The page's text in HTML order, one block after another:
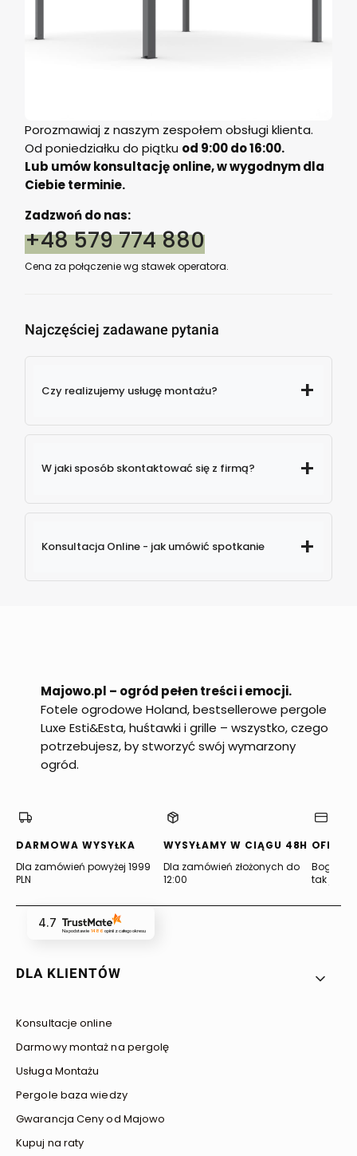
Porozmawiaj z naszym zespołem obsługi klienta.
Od poniedziałku do piątku od 9:00 do 16:00.
Lub umów konsultację online, w wygodnym dla
Ciebie terminie.
Zadzwoń do nas:
+48 579 774 880
Cena za połączenie wg stawek operatora.
Najczęściej zadawane pytania
Czy realizujemy usługę montażu?
W jaki sposób skontaktować się z firmą?
579
Konsultacja Online - jak umówić spotkanie
Majowo.pl – ogród pełen treści i emocji.
Fotele ogrodowe Holand, bestsellerowe pergole
Luxe Esti&Esta, huśtawki i grille – wszystko, czego
potrzebujesz, by stworzyć swój wymarzony
ogród.
DARMOWA WYSYŁKA
Dla zamówień powyżej 1999
PLN
WYSYŁAMY W CIĄGU 48H
Dla zamówień złożonych do
12:00
Bogata
tak jak
4.7
Na podstawie 1486 opinii z całego okresu
Linki w stopce
DLA KLIENTÓW
Konsultacje online
Darmowy montaż na pergolę
Usługa Montażu
Pergole baza wiedzy
Gwarancja Ceny od Majowo
Kupuj na raty